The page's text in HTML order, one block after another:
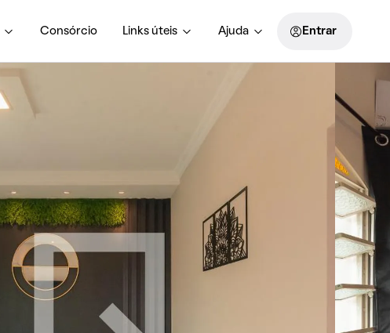
Consórcio Links úteis Ajuda Entrar